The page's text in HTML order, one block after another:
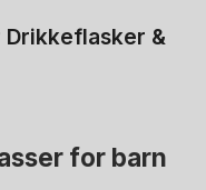
&
for barn